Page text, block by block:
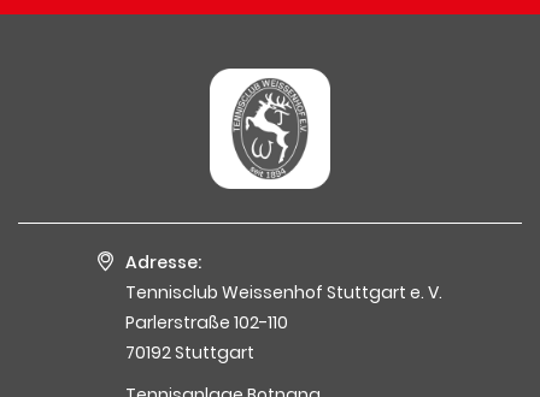
Adresse:
Tennisclub Weissenhof Stuttgart e. V.
Parlerstraße 102-110
70192 Stuttgart